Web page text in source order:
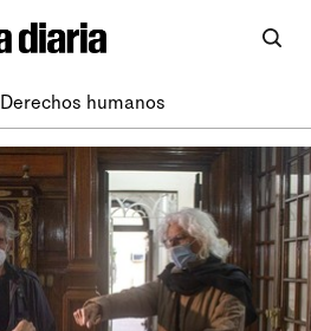
Derechos humanos